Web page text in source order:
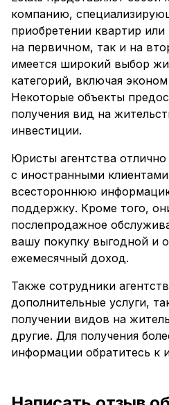
компанию,
приобретении квартир
на первичном, так и на
имеется широкий выбор
категорий, включая
Некоторые объекты
получения вид на
инвестиции.
Юристы агентства
с иностранными
всестороннюю
поддержку. Кроме того,
послепродажное
вашу покупку выгодной и
ежемесячный доход.
Также сотрудники
дополнительные услуги,
получении видов на
другие. Для получения
информации обратитесь к